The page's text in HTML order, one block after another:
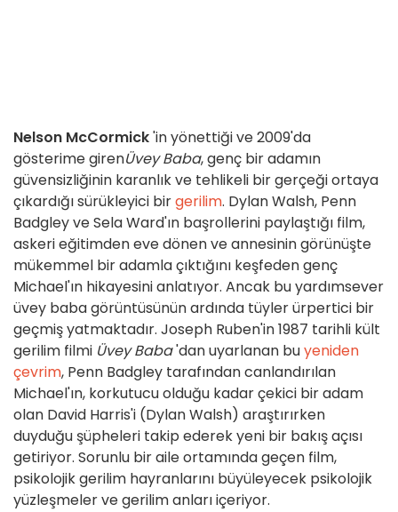
Nelson McCormick'in yönettiği ve 2009'da
gösterime girenÜvey Baba, genç bir adamın
güvensizliğinin karanlık ve tehlikeli bir gerçeği ortaya
çıkardığı sürükleyici birgerilim. Dylan Walsh, Penn
Badgley ve Sela Ward'ın başrollerini paylaştığı film,
askeri eğitimden eve dönen ve annesinin görünüşte
mükemmel bir adamla çıktığını keşfeden genç
Michael'ın hikayesini anlatıyor. Ancak bu yardımsever
üvey baba görüntüsünün ardında tüyler ürpertici bir
geçmiş yatmaktadır. Joseph Ruben'in 1987 tarihli kült
gerilim filmi Üvey Baba'dan uyarlanan buyeniden
çevrim, Penn Badgley tarafından canlandırılan
Michael'ın, korkutucu olduğu kadar çekici bir adam
olan David Harris'i (Dylan Walsh) araştırırken
duyduğu şüpheleri takip ederek yeni bir bakış açısı
getiriyor. Sorunlu bir aile ortamında geçen film,
psikolojik gerilim hayranlarını büyüleyecek psikolojik
yüzleşmeler ve gerilim anları içeriyor.